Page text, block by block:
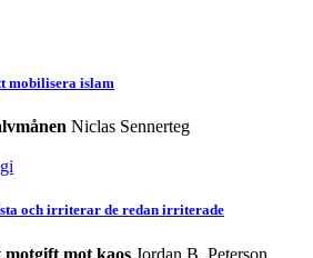
mobilisera islam
Niclas Sennerteg
och irriterar de redan irriterade
motgift mot kaos Jordan B. Peterson